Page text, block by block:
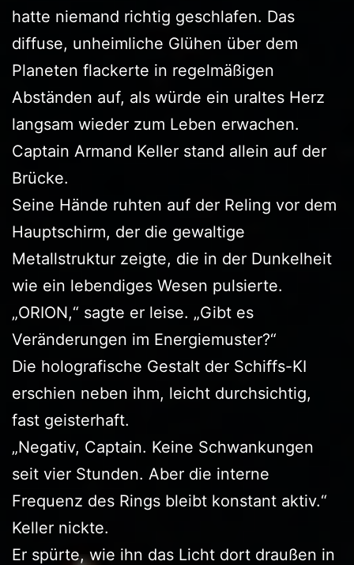
hatte niemand richtig geschlafen. Das
diffuse, unheimliche Glühen über dem
Planeten flackerte in regelmäßigen
Abständen auf, als würde ein uraltes Herz
langsam wieder zum Leben erwachen.
Captain Armand Keller stand allein auf der
Brücke.
Seine Hände ruhten auf der Reling vor dem
Hauptschirm, der die gewaltige
Metallstruktur zeigte, die in der Dunkelheit
wie ein lebendiges Wesen pulsierte.
„ORION,“ sagte er leise. „Gibt es
Veränderungen im Energiemuster?“
Die holografische Gestalt der Schiffs-KI
erschien neben ihm, leicht durchsichtig,
fast geisterhaft.
„Negativ, Captain. Keine Schwankungen
seit vier Stunden. Aber die interne
Frequenz des Rings bleibt konstant aktiv.“
Keller nickte.
Er spürte, wie ihn das Licht dort draußen in